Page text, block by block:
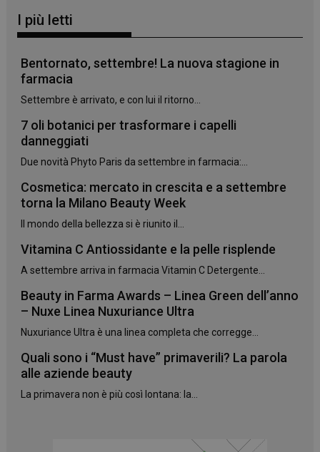
I più letti
Bentornato, settembre! La nuova stagione in
farmacia
Settembre è arrivato, e con lui il ritorno...
7 oli botanici per trasformare i capelli
danneggiati
Due novità Phyto Paris da settembre in farmacia:...
Cosmetica: mercato in crescita e a settembre
torna la Milano Beauty Week
Il mondo della bellezza si è riunito il...
Vitamina C Antiossidante e la pelle risplende
A settembre arriva in farmacia Vitamin C Detergente...
Beauty in Farma Awards – Linea Green dell’anno
– Nuxe Linea Nuxuriance Ultra
Nuxuriance Ultra è una linea completa che corregge...
Quali sono i “Must have” primaverili? La parola
alle aziende beauty
La primavera non è più così lontana: la...
_ga_YJ0035S3E9 .panoramacosmetico.it
CookieScriptConsent
CookieScript